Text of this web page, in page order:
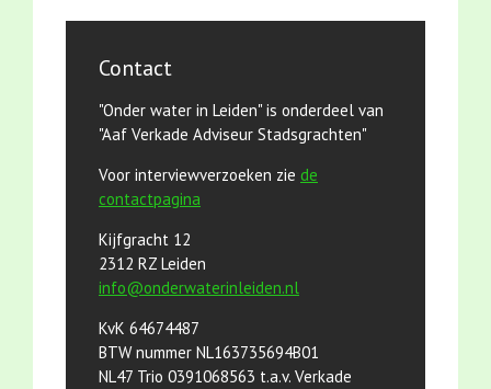
Contact
"Onder water in Leiden" is onderdeel van
"Aaf Verkade Adviseur Stadsgrachten"
Voor interviewverzoeken zie de
contactpagina
Kijfgracht 12
2312 RZ Leiden
info@onderwaterinleiden.nl
KvK 64674487
BTW nummer NL163735694B01
NL47 Trio 0391068563 t.a.v. Verkade